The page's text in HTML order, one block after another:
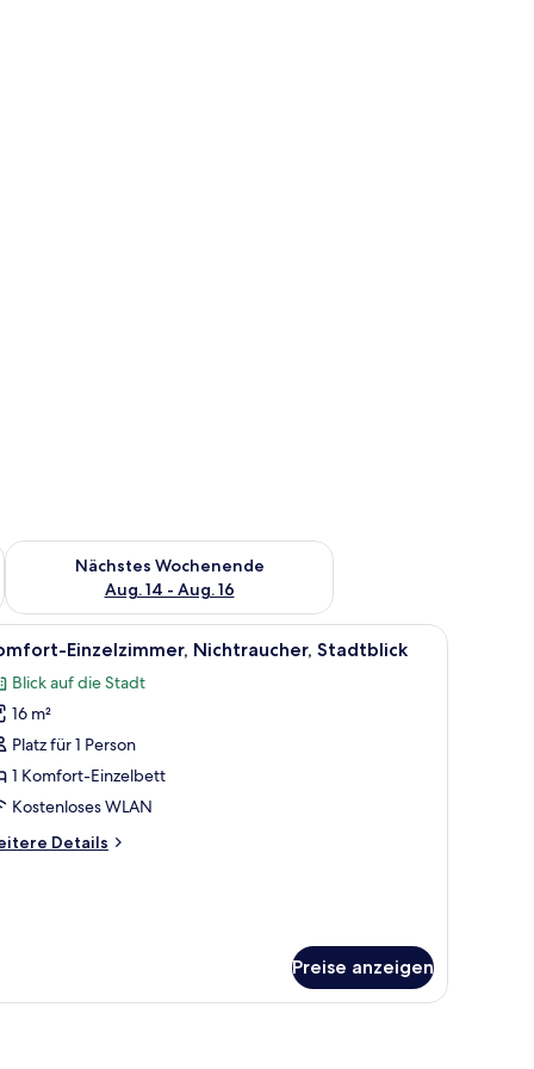
Aug. 7 - Aug. 9.
Nächstes Wochenende
Aug. 14 - Aug. 16
Überprüfe die Verfügbarkeit für nächstes Wochenende, Aug.
und Fernseher an der Wand.Comfort-Einzelzimmer, Nichtraucher,
8 Einzelzimmer, Nichtraucher, Stadtblick
Blick auf die Stadt
16 m²
Platz für 1 Person
1 Komfort-Einzelbett
Kostenloses WLAN
Details
Preise anzeigen
Arbeitsplatz